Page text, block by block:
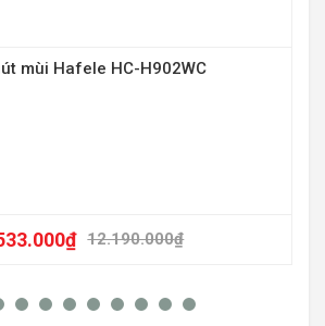
mùi Hafele HC-H902WC
12.190.000₫
₫